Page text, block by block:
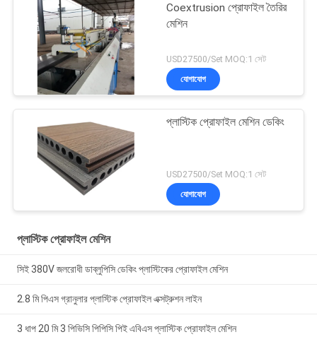
Coextrusion প্রোফাইল তৈরির
মেশিন
USD27500/Set MOQ:1 সেট
যোগাযোগ
প্লাস্টিক প্রোফাইল মেশিন ডেকিং
USD27500/Set MOQ:1 সেট
যোগাযোগ
প্লাস্টিক প্রোফাইল মেশিন
সিই 380V জলরোধী ডাব্লুপিসি ডেকিং প্লাস্টিকের প্রোফাইল মেশিন
2.8 মি পিএস গ্রানুলার প্লাস্টিক প্রোফাইল এক্সট্রুশন লাইন
3 ধাপ 20 মি 3 পিভিসি পিপিসি পিই এবিএস প্লাস্টিক প্রোফাইল মেশিন